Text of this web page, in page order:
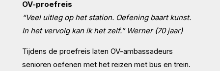
OV-proefreis
“Veel uitleg op het station. Oefening baart kunst.
In het vervolg kan ik het zelf.” Werner (70 jaar)
Tijdens de proefreis laten OV-ambassadeurs
senioren oefenen met het reizen met bus en trein.